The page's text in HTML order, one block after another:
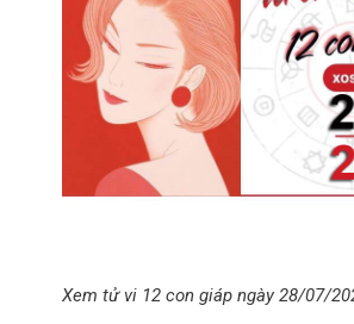
Xem tử vi 12 con giáp ngày 28/07/